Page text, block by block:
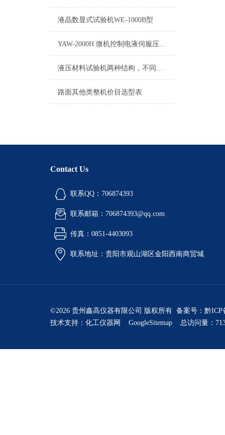
液晶数显式试验机WE-1000B型
YAW-2000H 微机控制电液伺服压力试验机技术说明
液压材料试验机两种结构，不同应用范围
路面其他类整机价目选型表
Contact Us
联系QQ：706874393
联系邮箱：706874393@qq.com
传真：0851-4403093
联系地址：贵阳市观山湖区金阳西南商贸城
©2026 贵州鑫高仪器有限公司 版权所有 备案号： 黔ICP
技术支持： 化工仪器网 GoogleSitemap 总访问量：